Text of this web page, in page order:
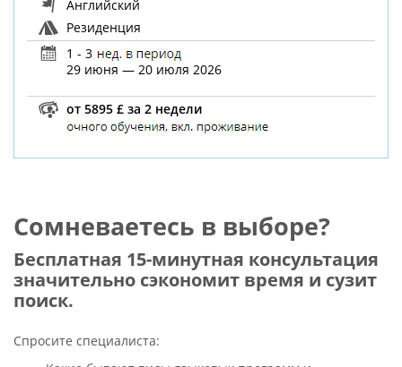
Английский
Резиденция
1 - 3
29 июня — 20 июля 2026
от 5895 £ за 2 недели
Сомневаетесь в выборе?
Бесплатная 15-минутная консультация
значительно сэкономит время и сузит
поиск.
Спросите специалиста: